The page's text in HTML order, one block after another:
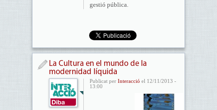
gestió pública.
La Cultura en el mundo de la
modernidad líquida
Publicat per Interacció el 12/11/2013 -
13:00